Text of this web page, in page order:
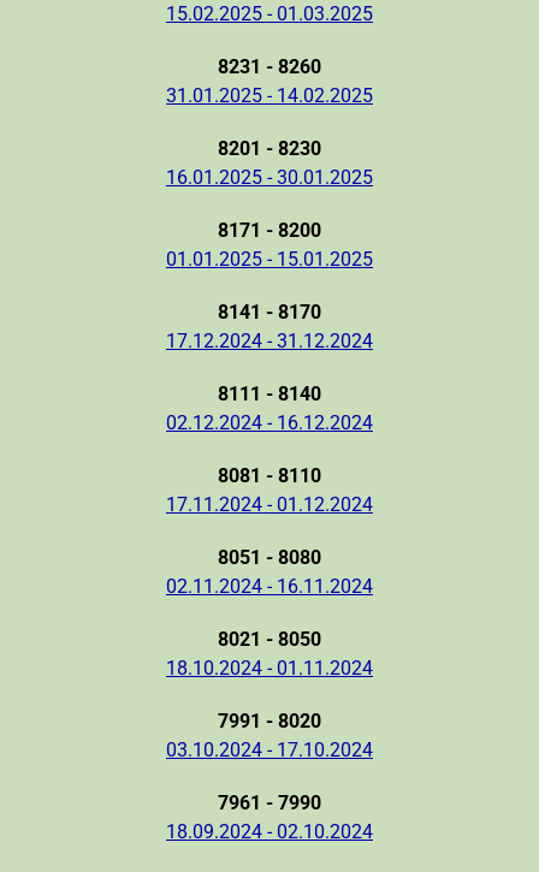
15.02.2025 - 01.03.2025
8231 - 8260
31.01.2025 - 14.02.2025
8201 - 8230
16.01.2025 - 30.01.2025
8171 - 8200
01.01.2025 - 15.01.2025
8141 - 8170
17.12.2024 - 31.12.2024
8111 - 8140
02.12.2024 - 16.12.2024
8081 - 8110
17.11.2024 - 01.12.2024
8051 - 8080
02.11.2024 - 16.11.2024
8021 - 8050
18.10.2024 - 01.11.2024
7991 - 8020
03.10.2024 - 17.10.2024
7961 - 7990
18.09.2024 - 02.10.2024